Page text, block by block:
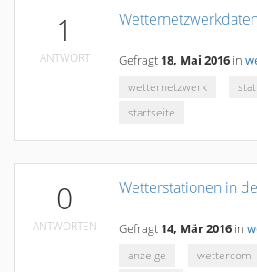
1
ANTWORT Gefragt 18, Mai 2016 in
wetternetzwerk
startseite
0
ANTWORTEN
Wetterstationen in
Gefragt 14, Mär 2016 in
anzeige
wettercom